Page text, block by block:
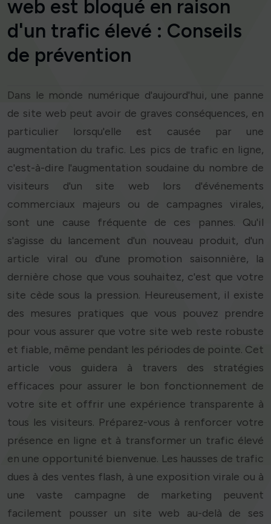
web est bloqué en raison
d'un trafic élevé : Conseils
de prévention
Dans le monde numérique d'aujourd'hui, une panne
de site web peut avoir de graves conséquences, en
particulier lorsqu'elle est causée par une
augmentation du trafic. Les pics de trafic en ligne,
c'est-à-dire l'augmentation soudaine du nombre de
visiteurs d'un site web lors d'événements
commerciaux majeurs ou de campagnes virales,
sont une cause fréquente de ces pannes. Qu'il
s'agisse du lancement d'un nouveau produit, d'un
article viral ou d'une promotion saisonnière, la
dernière chose que vous souhaitez, c'est que votre
site cède sous la pression. Heureusement, il existe
des mesures pratiques que vous pouvez prendre
pour vous assurer que votre site web reste robuste
et fiable, même pendant les périodes de pointe. Cet
article vous guidera à travers des stratégies
efficaces pour assurer le bon fonctionnement de
votre site et offrir une expérience transparente à
tous les visiteurs. Préparez-vous à renforcer votre
présence en ligne et à transformer un trafic élevé
en une opportunité bienvenue. Les hausses de trafic
dues à des ventes flash, à une exposition virale ou à
une vaste campagne de marketing peuvent
facilement pousser un site web au-delà de ses